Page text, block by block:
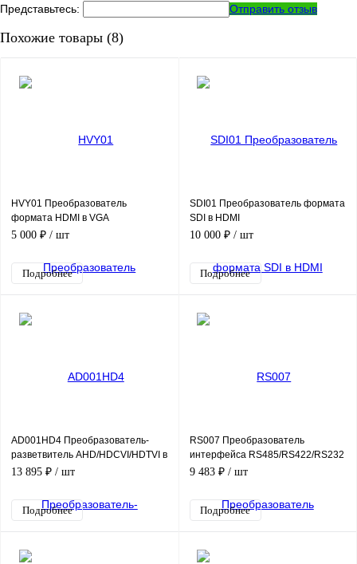
Представьтесь: Отправить отзыв
Похожие товары (8)
HVY01 Преобразователь
формата HDMI в VGA
5 000 ₽ / шт
Подробнее
SDI01 Преобразователь формата
SDI в HDMI
10 000 ₽ / шт
Подробнее
AD001HD4 Преобразователь-
разветвитель AHD/HDCVI/HDTVI в
HDMI/VGA/CVBS
13 895 ₽ / шт
Подробнее
RS007 Преобразователь
интерфейса RS485/RS422/RS232
в Ethernet
9 483 ₽ / шт
Подробнее